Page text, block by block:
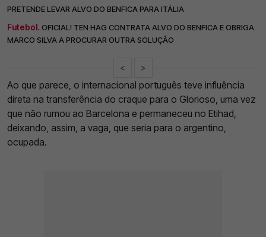
PRETENDE LEVAR ALVO DO BENFICA PARA ITÁLIA
Futebol. OFICIAL! TEN HAG CONTRATA ALVO DO BENFICA E OBRIGA
MARCO SILVA A PROCURAR OUTRA SOLUÇÃO
< >
Ao que parece, o internacional português teve influência
direta na transferência do craque para o Glorioso, uma vez
que não rumou ao Barcelona e permaneceu no Etihad,
deixando, assim, a vaga, que seria para o argentino,
ocupada.